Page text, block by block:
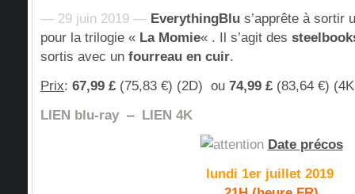
— 29 juin 2019 — EverythingBlu s’apprête à sortir
pour la trilogie « La Momie« . Il s’agit des
sortis avec un fourreau en cuir.
Prix: 67,99 £ (75,83 €) (2D) ou 74,99 £ (83,64 €)
LIEN blu-ray – LIEN 4K
Date précos
lundi 1er juillet 2019